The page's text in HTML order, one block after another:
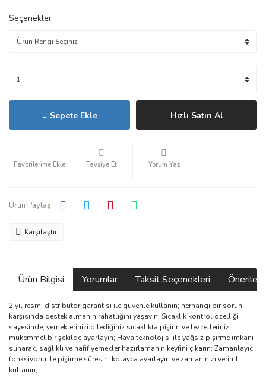
Seçenekler
Sepete Ekle Hızlı Satın Al
Tavsiye Et Yorum Yaz
Ürün Paylaş :
Karşılaştır
Ürün Bilgisi Yorumlar Taksit Seçenekleri
2 yıl resmi distribütör garantisi ile güvenle kullanın; herhangi bir sorun
karşısında destek almanın rahatlığını yaşayın; Sıcaklık kontrol özelliği
sayesinde, yemeklerinizi dilediğiniz sıcaklıkta pişirin ve lezzetlerinizi
mükemmel bir şekilde ayarlayın; Hava teknolojisi ile yağsız pişirme imkanı
sunarak, sağlıklı ve hafif yemekler hazırlamanın keyfini çıkarın; Zamanlayıcı
fonksiyonu ile pişirme süresini kolayca ayarlayın ve zamanınızı verimli
kullanın;